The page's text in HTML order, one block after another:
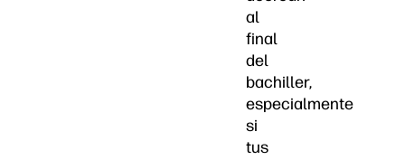
al
final
del
bachiller,
especialmente
si
tus